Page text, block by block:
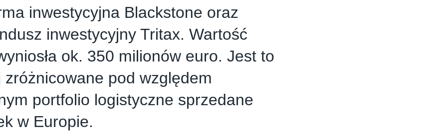
inwestycyjna Blackstone oraz
inwestycyjny Tritax. Wartość
ok. 350 milionów euro. Jest to
zróżnicowane pod względem
portfolio logistyczne sprzedane
w Europie.